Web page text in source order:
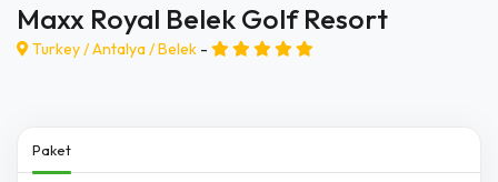
Maxx Royal Belek Golf Resort
Turkey /Antalya/Belek -
Paket